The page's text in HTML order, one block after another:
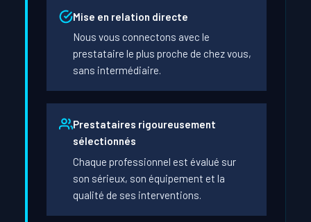
Mise en relation directe
Nous vous connectons avec le
prestataire le plus proche de chez vous,
sans intermédiaire.
Prestataires rigoureusement
sélectionnés
Chaque professionnel est évalué sur
son sérieux, son équipement et la
qualité de ses interventions.